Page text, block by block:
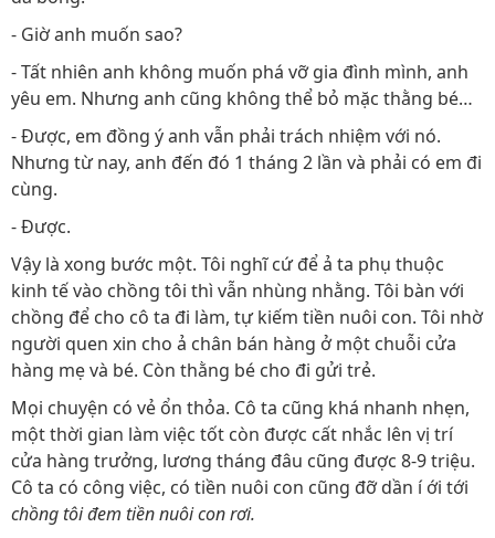
- Giờ anh muốn sao?
- Tất nhiên anh không muốn phá vỡ gia đình mình, anh
yêu em. Nhưng anh cũng không thể bỏ mặc thằng bé…
- Được, em đồng ý anh vẫn phải trách nhiệm với nó.
Nhưng từ nay, anh đến đó 1 tháng 2 lần và phải có em đi
cùng.
- Được.
Vậy là xong bước một. Tôi nghĩ cứ để ả ta phụ thuộc
kinh tế vào chồng tôi thì vẫn nhùng nhằng. Tôi bàn với
chồng để cho cô ta đi làm, tự kiếm tiền nuôi con. Tôi nhờ
người quen xin cho ả chân bán hàng ở một chuỗi cửa
hàng mẹ và bé. Còn thằng bé cho đi gửi trẻ.
Mọi chuyện có vẻ ổn thỏa. Cô ta cũng khá nhanh nhẹn,
một thời gian làm việc tốt còn được cất nhắc lên vị trí
cửa hàng trưởng, lương tháng đâu cũng được 8-9 triệu.
Cô ta có công việc, có tiền nuôi con cũng đỡ dần í ới tới
chồng tôi đem tiền nuôi con rơi.